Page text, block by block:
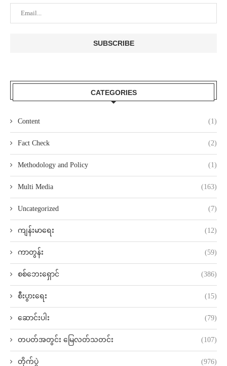
CATEGORIES
Content (1)
Fact Check (2)
Methodology and Policy (1)
Multi Media (163)
Uncategorized (7)
ကျန်းမာရေး (12)
ကာတွန်း (59)
စစ်ဘေးရှောင် (386)
စီးပွားရေး (15)
ဆောင်းပါး (79)
တပတ်အတွင်း မြေလတ်သတင်း (107)
တိုက်ပွဲ (976)